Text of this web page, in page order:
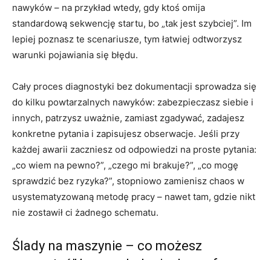
nawyków – na przykład wtedy, gdy ktoś omija
standardową sekwencję startu, bo „tak jest szybciej”. Im
lepiej poznasz te scenariusze, tym łatwiej odtworzysz
warunki pojawiania się błędu.
Cały proces diagnostyki bez dokumentacji sprowadza się
do kilku powtarzalnych nawyków: zabezpieczasz siebie i
innych, patrzysz uważnie, zamiast zgadywać, zadajesz
konkretne pytania i zapisujesz obserwacje. Jeśli przy
każdej awarii zaczniesz od odpowiedzi na proste pytania:
„co wiem na pewno?”, „czego mi brakuje?”, „co mogę
sprawdzić bez ryzyka?”, stopniowo zamienisz chaos w
usystematyzowaną metodę pracy – nawet tam, gdzie nikt
nie zostawił ci żadnego schematu.
Ślady na maszynie – co możesz